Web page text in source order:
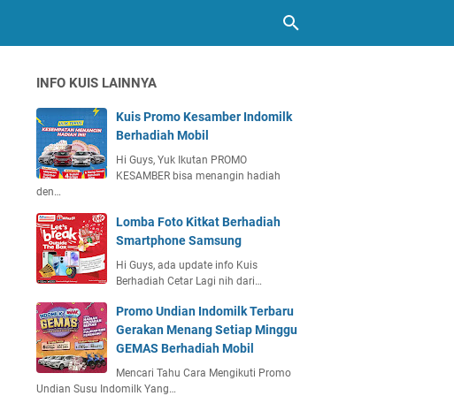
INFO KUIS LAINNYA
Kuis Promo Kesamber Indomilk
Berhadiah Mobil
Hi Guys, Yuk Ikutan PROMO
KESAMBER bisa menangin hadiah
den…
Lomba Foto Kitkat Berhadiah
Smartphone Samsung
Hi Guys, ada update info Kuis
Berhadiah Cetar Lagi nih dari…
Promo Undian Indomilk Terbaru
Gerakan Menang Setiap Minggu
GEMAS Berhadiah Mobil
Mencari Tahu Cara Mengikuti Promo
Undian Susu Indomilk Yang…